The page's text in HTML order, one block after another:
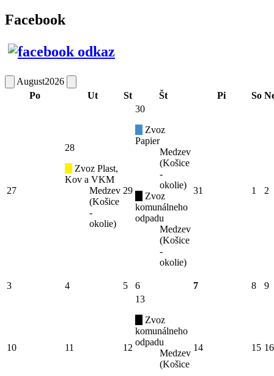
Facebook
August2026
Po
Ut St Št Pi So
27
28
Zvoz Plast,
Kov a VKM
Medzev
(Košice
-
okolie)
29
30
Zvoz
Papier
Medzev
(Košice
-
okolie)
Zvoz
komunálneho
odpadu
Medzev
(Košice
-
okolie)
31 1 2
3 4 5 6 7 8 9
10 11 12
13
Zvoz
komunálneho
odpadu
Medzev
(Košice
14 15 16